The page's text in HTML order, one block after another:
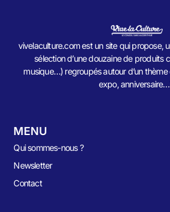
vivelaculture.com est un site qui propose,
sélection d’une douzaine de produits
musique…) regroupés autour d’un thème
expo,
MENU
Qui sommes-nous ?
Newsletter
Contact